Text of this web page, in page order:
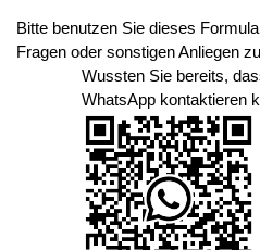
Bitte benutzen Sie dieses
Fragen oder sonstigen Anliegen
Wussten Sie bereits,
WhatsApp kontaktieren